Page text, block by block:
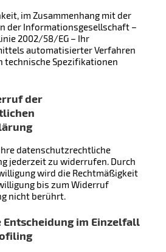
im Zusammenhang mit der
der Informationsgesellschaft –
2002/58/EG – Ihr
automatisierter Verfahren
technische Spezifikationen
der
datenschutzrechtliche
jederzeit zu widerrufen. Durch
wird die Rechtmäßigkeit
bis zum Widerruf
nicht berührt.
im Einzelfall